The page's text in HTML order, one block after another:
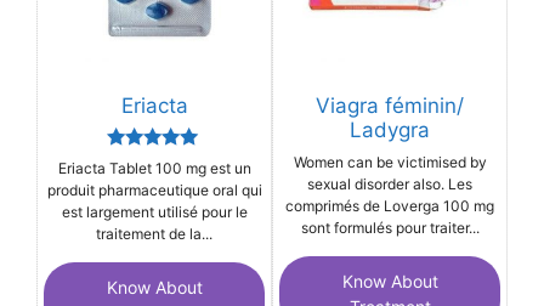
Eriacta
Rated
5.00
out of 5
Eriacta Tablet 100 mg est un
produit pharmaceutique oral qui
est largement utilisé pour le
traitement de la...
Know About
Viagra féminin/
Ladygra
Women can be victimised by
sexual disorder also. Les
comprimés de Loverga 100 mg
sont formulés pour traiter...
Know About